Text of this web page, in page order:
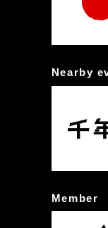
Nearby
Member